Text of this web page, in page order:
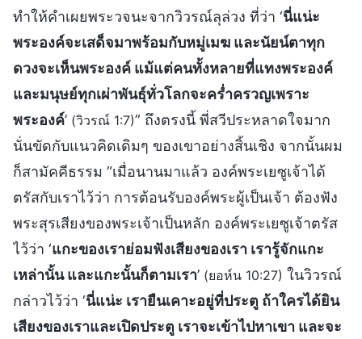
ทำให้คำเผยพระวจนะจากวิวรณ์ลุล่วง ที่ว่า ‘นี่แน่ะ
พระองค์จะเสด็จมาพร้อมกับหมู่เมฆ และนัยน์ตาทุก
ดวงจะเห็นพระองค์ แม้แต่คนทั้งหลายที่แทงพระองค์
และมนุษย์ทุกเผ่าพันธุ์ทั่วโลกจะคร่ำครวญเพราะ
พระองค์’ (วิวรณ์ 1:7)” ถึงตรงนี้ พี่สวีประหลาดใจมาก
นั่นขัดกับแนวคิดเดิมๆ ของเขาอย่างสิ้นเชิง จากนั้นผม
ก็สามัคคีธรรม “เมื่อนานมาแล้ว องค์พระเยซูเจ้าได้
ตรัสกับเราไว้ว่า การต้อนรับองค์พระผู้เป็นเจ้า ต้องฟัง
พระสุรเสียงของพระเจ้าเป็นหลัก องค์พระเยซูเจ้าตรัส
ไว้ว่า ‘แกะของเราย่อมฟังเสียงของเรา เรารู้จักแกะ
เหล่านั้น และแกะนั้นก็ตามเรา’ (ยอห์น 10:27) ในวิวรณ์
กล่าวไว้ว่า ‘นี่แน่ะ เรายืนเคาะอยู่ที่ประตู ถ้าใครได้ยิน
เสียงของเราและเปิดประตู เราจะเข้าไปหาเขา และจะ